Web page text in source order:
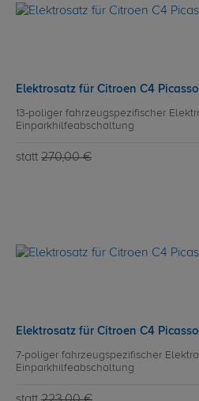
Elektrosatz für Citroen C4
13-poliger fahrzeugspezifischer
Einparkhilfeabschaltung
statt 270,00 €
Elektrosatz für Citroen C4
7-poliger fahrzeugspezifischer
Einparkhilfeabschaltung